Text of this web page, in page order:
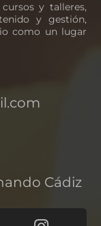
y talleres,
y gestión,
como un lugar
Cádiz